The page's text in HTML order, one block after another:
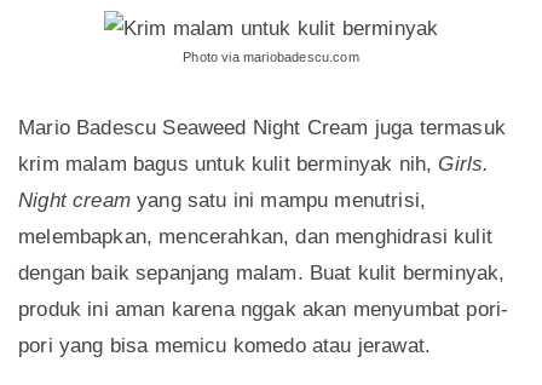
Photo via mariobadescu.com
Mario Badescu Seaweed Night Cream juga termasuk
krim malam bagus untuk kulit berminyak nih, Girls.
Night creamyang satu ini mampu menutrisi,
melembapkan, mencerahkan, dan menghidrasi kulit
dengan baik sepanjang malam. Buat kulit berminyak,
produk ini aman karena nggak akan menyumbat pori-
pori yang bisa memicu komedo atau jerawat.